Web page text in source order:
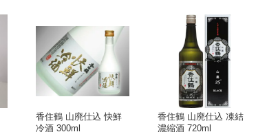
香住鶴 山廃仕込 快鮮
冷酒 300ml
香住鶴 山廃仕込 凍結
濃縮酒 720ml